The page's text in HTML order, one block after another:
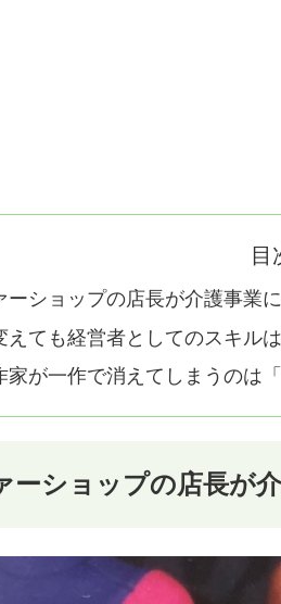
目
ーショップの店長が介護事業
えても経営者としてのスキル
家が一作で消えてしまうのは
ーショップの店長が